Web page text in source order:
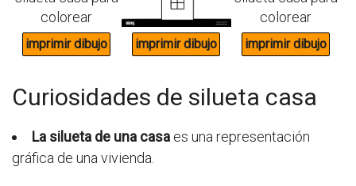
Curiosidades de silueta casa
La silueta de una casa es una representación
gráfica de una vivienda.